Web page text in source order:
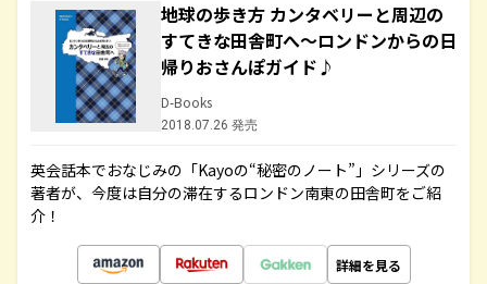
地球の歩き方 カンタベリーと周辺の
すてきな田舎町へ～ロンドンからの日
帰りおさんぽガイド♪
D-Books
2018.07.26 発売
英会話本でおなじみの「Kayoの“秘密のノート”」シリーズの
著者が、今度は自分の滞在するロンドン南東の田舎町をご紹
介！
詳細を見る